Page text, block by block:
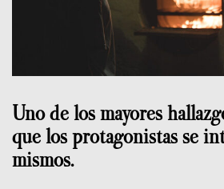
Uno de los mayores
que los protagonistas se
mismos.